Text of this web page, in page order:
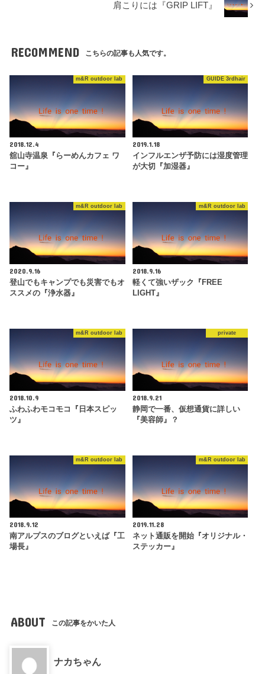
肩こりには『GRIP LIFT』
RECOMMEND こちらの記事も人気です。
m&R outdoor lab
2018.12.4
舘山寺温泉『らーめんカフェ ワ
コー』
GUIDE 3rdhair
2019.1.18
インフルエンザ予防には湿度管理
が大切『加湿器』
m&R outdoor lab
2020.9.16
登山でもキャンプでも災害でもオ
ススメの『浄水器』
m&R outdoor lab
2018.9.16
軽くて強いザック『FREE
LIGHT』
m&R outdoor lab
2018.10.9
ふわふわモコモコ『日本スピッ
ツ』
private
2018.9.21
静岡で一番、仮想通貨に詳しい
『美容師』？
m&R outdoor lab
2018.9.12
南アルプスのブログといえば『工
場長』
m&R outdoor lab
2019.11.28
ネット通販を開始『オリジナル・
ステッカー』
ABOUT この記事をかいた人
ナカちゃん